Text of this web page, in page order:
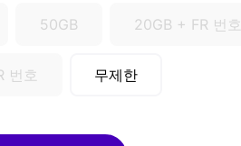
50GB 20GB + FR 번호
번호 무제한